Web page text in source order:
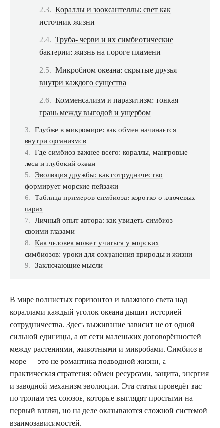
Кораллы и зооксантеллы: свет как
источник жизни
Труба- черви и их симбиотические
бактерии: жизнь на пороге пламени
Микробиом океана: скрытые друзья
внутри каждого существа
Комменсализм и паразитизм: тонкая
грань между выгодой и ущербом
Глубже в микромире: как обмен начинается
внутри организмов
Где симбиоз важнее всего: кораллы, мангровые
леса и глубокий океан
Эволюция дружбы: как сотрудничество
формирует морские пейзажи
Таблица примеров симбиоза: коротко о ключевых
парах
Личный опыт автора: как увидеть симбиоз
своими глазами
Как человек может учиться у морских
симбиозов: уроки для сохранения природы и жизни
Заключающие мысли
В мире волнистых горизонтов и влажного света над
кораллами каждый уголок океана дышит историей
сотрудничества. Здесь выживание зависит не от одной
сильной единицы, а от сети маленьких договорённостей
между растениями, животными и микробами. Симбиоз в
море — это не романтика подводной жизни, а
практическая стратегия: обмен ресурсами, защита, энергия
и заводной механизм эволюции. Эта статья проведёт вас
по тропам тех союзов, которые выглядят простыми на
первый взгляд, но на деле оказываются сложной системой
взаимозависимостей.